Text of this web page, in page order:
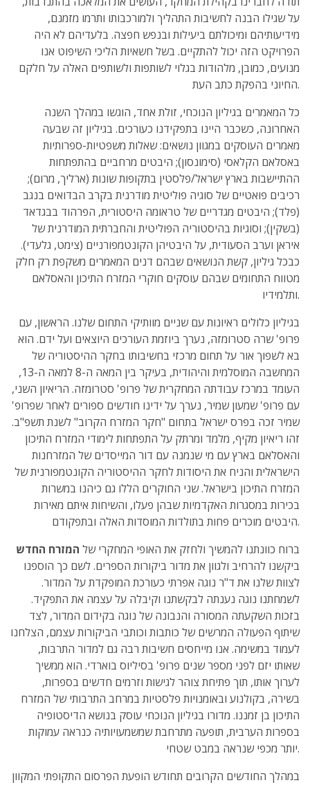
על שגילו הבנה לחשיבות התהליך ולמורכבותו ותרמו מזמנם,
מידיעותיהם ומיכולתם ביעילות ובנפש חפצה. בלעדיהם לא היה
הפרויקט הזה יכול להתקיים. בשל חשאיות הליכי השיפוט אנו
מנועים, כמובן, מלהודות בגלוי לשותפות ולשותפים האלה על חלקם
החיוני בהפקת כתב העת.
כל המאמרים בגיליון הנוכחי, זולת אחד, הוגשו במהלך השנה
האחרונה, כשכבר היינו בתפקידנו כעורכים. בגיליון זה שבעה
מאמרים העוסקים במגוון נושאים: שאלות משפטיות-ספרותיות
באסלאם הקלאסי (סימונסון); היבטים מרחביים בהתפתחות
ההתיישבות בארץ ישראל/פלסטין בתקופות שונות (ארליך, מרום);
רכיבים פואטיים של סוגיה פוליטית מודרנית בקרב הבדואים בנגב
(פלד); היבטים מגדריים של טראומה היסטורית, הפרהוד בבגדאד
(בשקין); וסוגיות בהיסטוריה הפוליטית והחברתית המודרנית של
איראן וערב הסעודית, על היבטיהן הקונטמפורניים (צימט, גלעדי).
כבכל גיליון, קשת הנושאים שבהם דנים המאמרים משקפת רק חלק
מטווח התחומים שבהם עוסקים חוקרי המזרח התיכון והאסלאם
ותלמידיו.
בגיליון כלולים ראיונות עם שניים מוותיקי התחום שלנו. הראשון, עם
פרופ' שרה סטרומזה, נערך ביוזמת העורכים היוצאים ועל ידם. הוא
בא לשפוך אור על תחום מרכזי בחשיבותו בחקר ההיסטוריה של
המחשבה המוסלמית והיהודית, בעיקר בין המאה ה-8 למאה ה-13,
העומד במרכז עבודתה המחקרית של פרופ' סטרומזה. הריאיון השני,
עם פרופ' שמעון שמיר, נערך על ידינו חודשים ספורים לאחר שפרופ'
שמיר זכה בפרס ישראל בתחום "חקר המזרח הקרוב" לשנת תשפ"ב.
זהו ריאיון מקיף, מלמד ומרתק על התפתחות לימודי המזרח התיכון
והאסלאם בארץ עם מי שנמנה עם דור המייסדים של המזרחנות
הישראלית והניח את היסודות לחקר ההיסטוריה הקונטמפורנית של
המזרח התיכון בישראל. שני החוקרים הללו גם כיהנו במשרות
בכירות במסגרות האקדמיות שבהן פעלו, והשיחות איתם מאירות
היבטים מוכרים פחות בתולדות המוסדות האלה ובתפקודם.
ברוח כוונתנו להמשיך ולחזק את האופי המחקרי של המזרח החדש
ביקשנו להרחיב ולגוון את מדור ביקורות הספרים. לשם כך הוספנו
לצוות שלנו את ד"ר נוגה אפרתי כעורכת המופקדת על המדור.
לשמחתנו נוגה נענתה לבקשתנו וקיבלה על עצמה את התפקיד.
בזכות השקעתה המסורה והנבונה של נוגה בקידום המדור, לצד
שיתוף הפעולה המרשים של כותבות וכותבי הביקורות עצמם, הצלחנו
לעמוד במשימה. אנו מייחסים חשיבות רבה גם למדור התרבות,
שאותו יזם לפני מספר שנים פרופ' בסיליוס בוארדי. הוא ממשיך
לערוך אותו, תוך פתיחת צוהר לגישות וזרמים חדשים בספרות,
בשירה, בקולנוע ובאומנויות פלסטיות במרחב התרבותי של המזרח
התיכון בן זמננו. מדורו בגיליון הנוכחי עוסק בנושא הדיסטופיה
בספרות הערבית, תופעה מתרחבת שמשמעויותיה כנראה עמוקות
יותר מכפי שנראה במבט שטחי.
במהלך החודשים הקרובים תחודש הופעת הפרסום התקופתי המקוון